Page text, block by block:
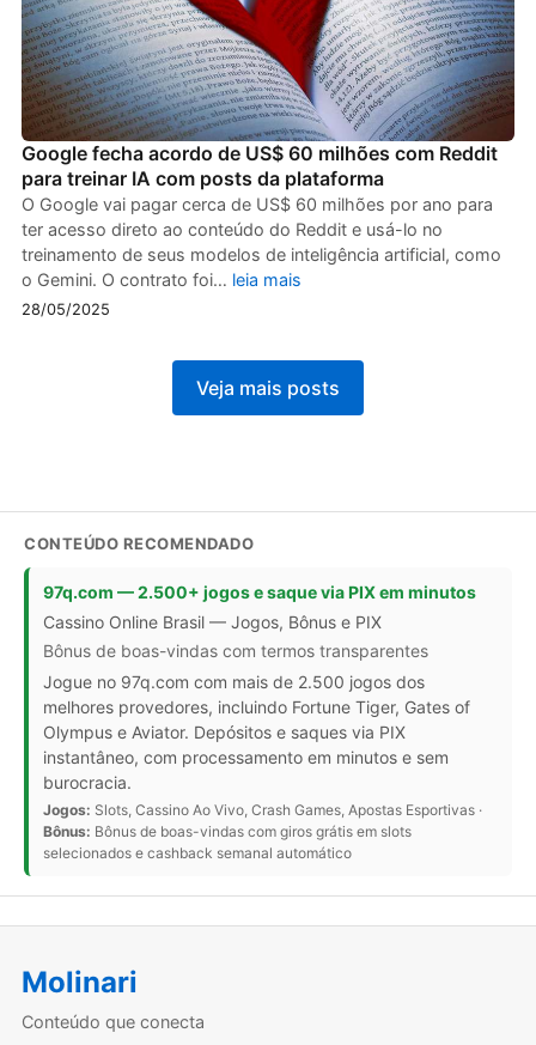
Google fecha acordo de US$ 60 milhões com Reddit
para treinar IA com posts da plataforma
O Google vai pagar cerca de US$ 60 milhões por ano para
ter acesso direto ao conteúdo do Reddit e usá-lo no
treinamento de seus modelos de inteligência artificial, como
o Gemini. O contrato foi… leia mais
28/05/2025
Veja mais posts
CONTEÚDO RECOMENDADO
97q.com — 2.500+ jogos e saque via PIX em minutos
Cassino Online Brasil — Jogos, Bônus e PIX
Bônus de boas-vindas com termos transparentes
Jogue no 97q.com com mais de 2.500 jogos dos
melhores provedores, incluindo Fortune Tiger, Gates of
Olympus e Aviator. Depósitos e saques via PIX
instantâneo, com processamento em minutos e sem
burocracia.
Jogos: Slots, Cassino Ao Vivo, Crash Games, Apostas Esportivas ·
Bônus: Bônus de boas-vindas com giros grátis em slots
selecionados e cashback semanal automático
Molinari
Conteúdo que conecta